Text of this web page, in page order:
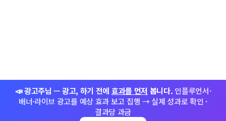
📣 광고주님 — 광고, 하기 전에 효과를 먼저 봅니다. 인플루언서·
배너·라이브 광고를 예상 효과 보고 집행 → 실제 성과로 확인 ·
결과당 과금